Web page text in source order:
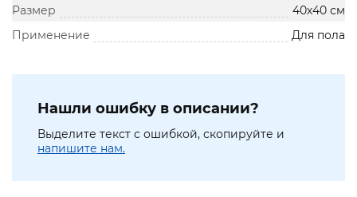
Размер
40х40 см
Применение
Для пола
Нашли ошибку в описании?
Выделите текст с ошибкой, скопируйте и
напишите нам.